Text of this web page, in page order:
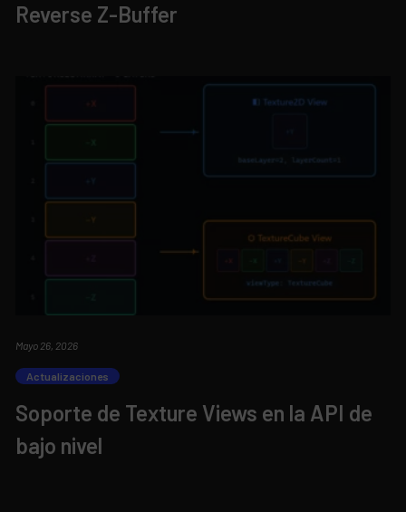
Reverse Z-Buffer
Mayo 26, 2026
Actualizaciones
Soporte de Texture Views en la API de
bajo nivel